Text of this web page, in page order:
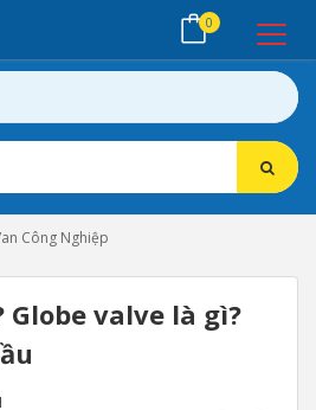
0
Công Nghiệp
Globe valve là gì?